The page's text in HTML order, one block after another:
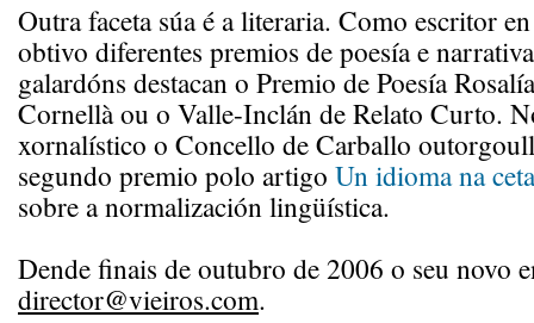
Outra faceta súa é a literaria. Como escritor
obtivo diferentes premios de poesía e
galardóns destacan o Premio de Poesía
Cornellà ou o Valle-Inclán de Relato Curto.
xornalístico o Concello de Carballo
segundo premio polo artigo Un idioma na
sobre a normalización lingüística.
Dende finais de outubro de 2006 o seu novo
director@vieiros.com.